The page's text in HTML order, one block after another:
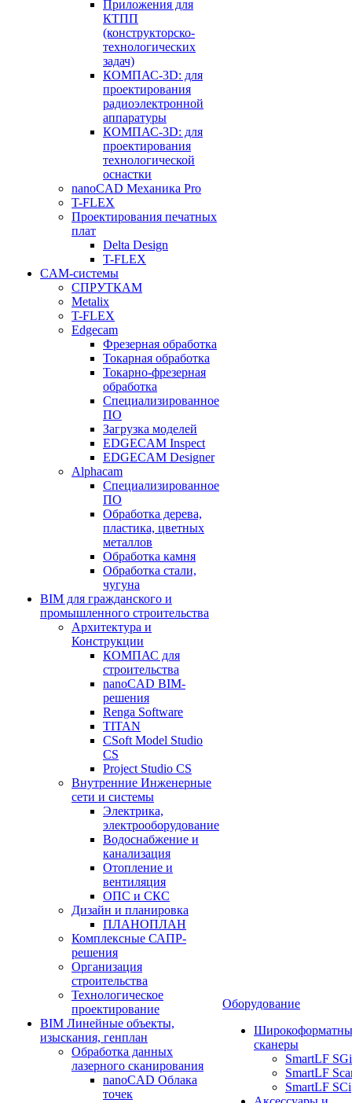
Приложения для
КТПП
(конструкторско-
технологических
задач)
КОМПАС-3D: для
проектирования
радиоэлектронной
аппаратуры
КОМПАС-3D: для
проектирования
технологической
оснастки
nanoCAD Механика Pro
T-FLEX
Проектирования печатных
плат
Delta Design
T-FLEX
CAM-системы
СПРУТКAM
Metalix
T-FLEX
Edgecam
Фрезерная обработка
Токарная обработка
Токарно-фрезерная
обработка
Специализированное
ПО
Загрузка моделей
EDGECAM Inspect
EDGECAM Designer
Alphacam
Специализированное
ПО
Обработка дерева,
пластика, цветных
металлов
Обработка камня
Обработка стали,
чугуна
BIM для гражданского и
промышленного строительства
Архитектура и
Конструкции
КОМПАС для
строительства
nanoCAD BIM-
решения
Renga Software
TITAN
CSoft Model Studio
CS
Project Studio CS
Внутренние Инженерные
сети и системы
Электрика,
электрооборудование
Водоснабжение и
канализация
Отопление и
вентиляция
ОПС и СКС
Дизайн и планировка
ПЛАНОПЛАН
Комплексные САПР-
решения
Организация
строительства
Технологическое
проектирование
BIM Линейные объекты,
изыскания, генплан
Обработка данных
лазерного сканирования
nanoCAD Облака
точек
Оборудование
сканеры
SmartLF SGi
SmartLF
SmartLF SCi